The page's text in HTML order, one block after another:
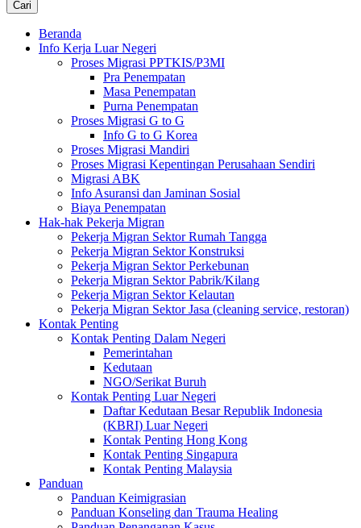
Beranda
Info Kerja Luar Negeri
Proses Migrasi PPTKIS/P3MI
Pra Penempatan
Masa Penempatan
Purna Penempatan
Proses Migrasi G to G
Info G to G Korea
Proses Migrasi Mandiri
Proses Migrasi Kepentingan Perusahaan Sendiri
Migrasi ABK
Info Asuransi dan Jaminan Sosial
Biaya Penempatan
Hak-hak Pekerja Migran
Pekerja Migran Sektor Rumah Tangga
Pekerja Migran Sektor Konstruksi
Pekerja Migran Sektor Perkebunan
Pekerja Migran Sektor Pabrik/Kilang
Pekerja Migran Sektor Kelautan
Pekerja Migran Sektor Jasa (cleaning service, restoran)
Kontak Penting
Kontak Penting Dalam Negeri
Pemerintahan
Kedutaan
NGO/Serikat Buruh
Kontak Penting Luar Negeri
Daftar Kedutaan Besar Republik Indonesia
(KBRI) Luar Negeri
Kontak Penting Hong Kong
Kontak Penting Singapura
Kontak Penting Malaysia
Panduan
Panduan Keimigrasian
Panduan Konseling dan Trauma Healing